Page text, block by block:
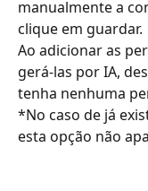
manualmente a
clique em guardar.
Ao adicionar as
gerá-las por IA,
tenha nenhuma
*No caso de já
esta opção não